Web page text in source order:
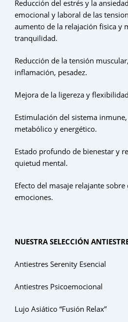
Reducción del estrés y la
emocional y laboral de las
aumento de la relajación fisica y
tranquilidad.
Reducción de la tensión
inflamación, pesadez.
Mejora de la ligereza y
Estimulación del sistema
metabólico y energético.
Estado profundo de bienestar y
quietud mental.
Efecto del masaje relajante sobre
emociones.
NUESTRA SELECCIÓN
Antiestres Serenity Esencial
Antiestres Psicoemocional
Lujo Asiático “Fusión Relax”